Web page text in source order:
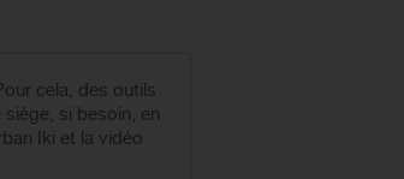
cela, des outils
si besoin, en
Iki et la vidéo